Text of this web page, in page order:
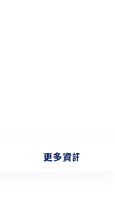
更多資訊